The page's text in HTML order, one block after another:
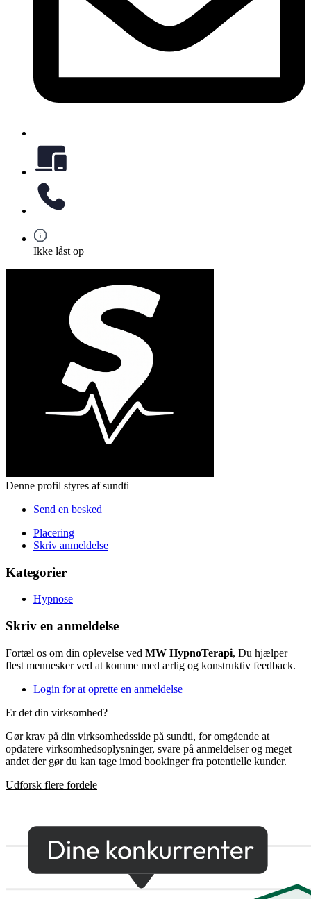
Ikke låst op
Denne profil styres af sundti
Send en besked
Placering
Skriv anmeldelse
Kategorier
Hypnose
Skriv en anmeldelse
Fortæl os om din oplevelse ved MW HypnoTerapi, Du hjælper
flest mennesker ved at komme med ærlig og konstruktiv feedback.
Login for at oprette en anmeldelse
Er det din virksomhed?
Gør krav på din virksomhedsside på sundti, for omgående at
opdatere virksomhedsoplysninger, svare på anmeldelser og meget
andet der gør du kan tage imod bookinger fra potentielle kunder.
Udforsk flere fordele